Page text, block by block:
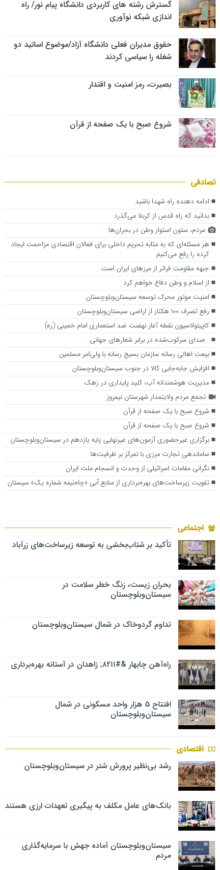
گسترش رشته های کاربردی دانشگاه پیام نور/ راه
اندازی شبکه نوآوری
حقوق مدیران فعلی دانشگاه آزاد/موضوع اساتید دو
شغله را سیاسی کردند
بصیرت، رمز امنیت و اقتدار
شروع صبح با یک صفحه از قرآن
تصادفی
ادامه دهنده راه شهدا باشید
بدانید که راه قدس از کربلا می‌گذرد
مردم، ستون استوار وطن در بحران‌ها
هر مسئله‌ای که به مثابه تحریم داخلی برای فعالان اقتصادی مزاحمت ایجاد
کرده را رفع می‌کنیم
جبهه مقاومت فراتر از مرزهای ایران است
از اسلام و وطن دفاع خواهم کرد
امنیت موتور محرک توسعه سیستان‌وبلوچستان
رفع تصرف ۱۰۰ هکتار از اراضی سیستان‌وبلوچستان
کاپیتولاسیون نقطه آغاز نهضت ضد استعماری امام خمینی (ره)
صدای سرکوب‌شده در برابر شعارهای جهانی
بیعت‌ اهالی رسانه سازمان بسیج رسانه با ولی‌امر مسلمین
افزایش جابه‌جایی کالا در جنوب سیستان‌وبلوچستان
مدیریت هوشمندانه آب، کلید پایداری در زهک
تجمع مردم ولایتمدار شهرستان نیمروز
شروع صبح با یک صفحه از قرآن
شروع صبح با یک صفحه از قرآن
برگزاری غیرحضوری آزمون‌های غیرنهایی پایه یازدهم در سیستان‌وبلوچستان
ساماندهی تجارت مرزی با تمرکز بر ظرفیت‌ها
نگرانی مقامات اسرائیلی از وحدت و انسجام ملت ایران
تقویت زیرساخت‌های بهره‌برداری از منابع آبی «چاه‌نیمه شماره یک» سیستان
اجتماعی
تأکید بر شتاب‌بخشی به توسعه زیرساخت‌های زرآباد
بحران زیست، زنگ خطر سلامت در
سیستان‌وبلوچستان
تداوم گردوخاک در شمال سیستان‌وبلوچستان
راه‌آهن چابهار &#۸۲۱۱; زاهدان در آستانه بهره‌برداری
افتتاح ۵ هزار واحد مسکونی در شمال
سیستان‌وبلوچستان
اقتصادی
رشد بی‌نظیر پرورش شتر در سیستان‌وبلوچستان
بانک‌های عامل مکلف به پیگیری تعهدات ارزی هستند
سیستان‌وبلوچستان آماده جهش با سرمایه‌گذاری
مردم